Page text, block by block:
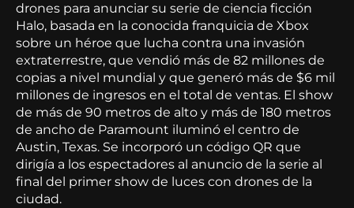
drones para anunciar su serie de ciencia ficción
Halo, basada en la conocida franquicia de Xbox
sobre un héroe que lucha contra una invasión
extraterrestre, que vendió más de 82 millones de
copias a nivel mundial y que generó más de $6 mil
millones de ingresos en el total de ventas. El show
de más de 90 metros de alto y más de 180 metros
de ancho de Paramount iluminó el centro de
Austin, Texas. Se incorporó un código QR que
dirigía a los espectadores al anuncio de la serie al
final del primer show de luces con drones de la
ciudad.